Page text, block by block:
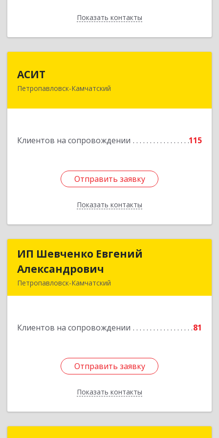
Показать контакты
Назад
АСИТ
Петропавловск-Камчатский
Клиентов на сопровождении 115
Отправить заявку
Показать контакты
683031, Камчатский край, Петропавловск-
Подробнее
Отправить заявку
Назад
ИП Шевченко Евгений
Александрович
Петропавловск-Камчатский
Клиентов на сопровождении 81
Отправить заявку
Показать контакты
ИП Шевченко Евгений
Отправить заявку
Назад